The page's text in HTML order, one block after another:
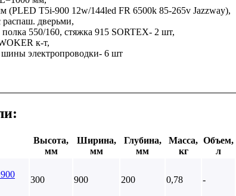
(PLED T5i-900 12w/144led FR 6500k 85-265v Jazzway),
дверьми,
полка 550/160, стяжка 915 SORTEX- 2 шт,
к-т,
шины электропроводки- 6 шт
Высота,
мм
Ширина,
мм
Глубина,
мм
Масса,
кг
Объем,
л
300 900 200 0,78 -